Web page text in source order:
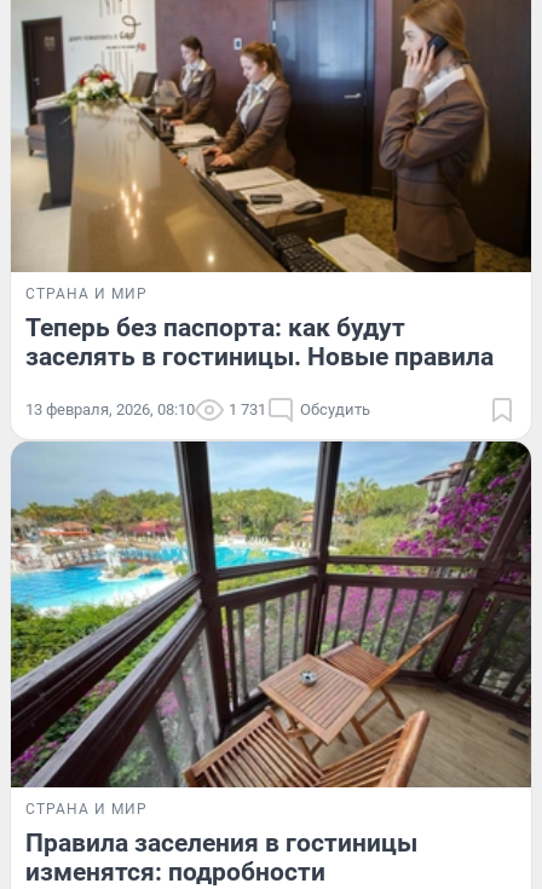
СТРАНА И МИР
Теперь без паспорта: как будут
заселять в гостиницы. Новые правила
13 февраля, 2026, 08:10 1 731 Обсудить
СТРАНА И МИР
Правила заселения в гостиницы
изменятся: подробности